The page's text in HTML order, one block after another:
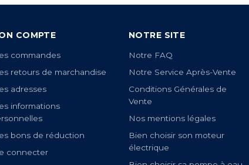
COMPTE
commandes
retours de marchandise
adresses
informations
bons de réduction
connecter
NOTRE SITE
Notre FAQ
Notre Service Après-Vente
Conditions Générales de
Vente
Nos mentions légales
Bien choisir son moteur
électrique